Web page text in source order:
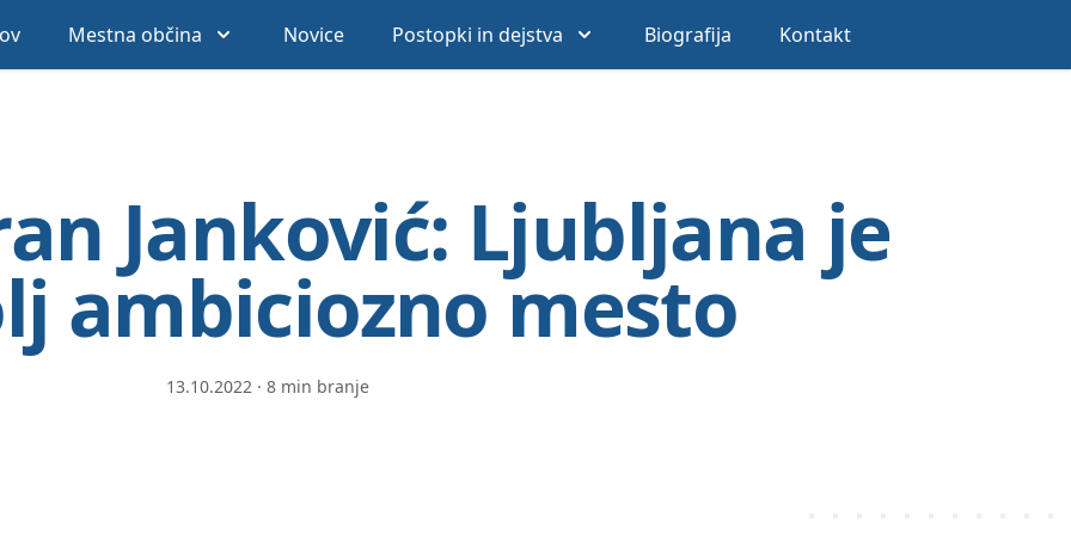
Mestna občina Novice Postopki in dejstva Biografija Kontakt
Janković: Ljubljana je
ambiciozno mesto
13.10.2022 · 8 min branje